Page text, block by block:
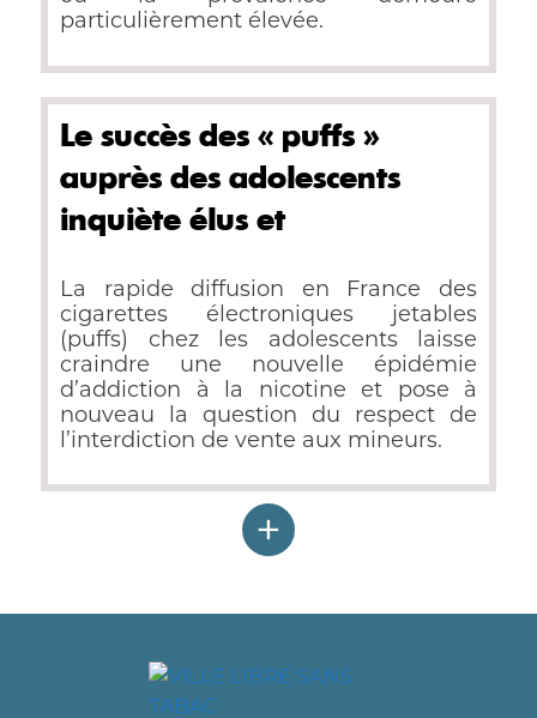
particulièrement élevée.
Le succès des « puffs »
auprès des adolescents
inquiète élus et
La rapide diffusion en France des
cigarettes électroniques jetables
(puffs) chez les adolescents laisse
craindre une nouvelle épidémie
d’addiction à la nicotine et pose à
nouveau la question du respect de
l’interdiction de vente aux mineurs.
+